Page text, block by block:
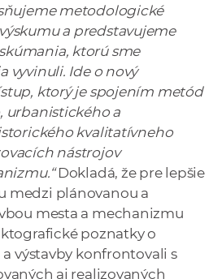
metodologické
a predstavujeme
ktorú sme
vyvinuli. Ide o nový
ktorý je spojením metód
urbanistického a
kvalitatívneho
nástrojov
Dokladá, že pre lepšie
medzi plánovanou a
mesta a mechanizmu
poznatky o
výstavby konfrontovali s
aj realizovaných